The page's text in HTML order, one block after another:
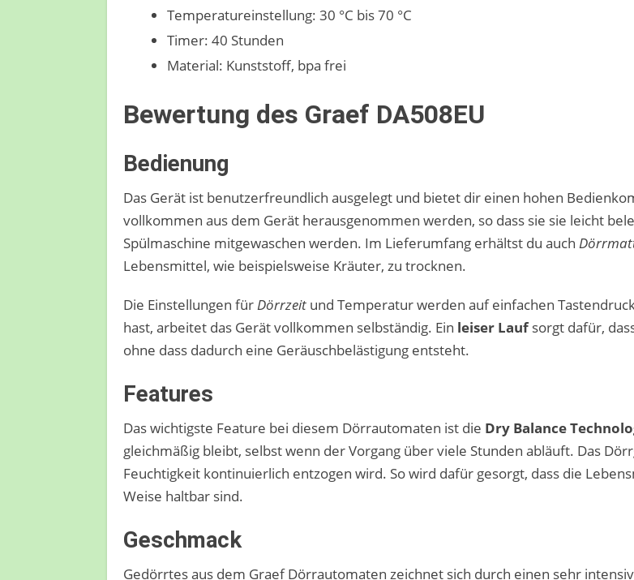
Temperatureinstellung: 30 °C bis 70 °C
Timer: 40 Stunden
Material: Kunststoff, bpa frei
Bewertung des Graef DA508EU
Bedienung
Das Gerät ist benutzerfreundlich ausgelegt und bietet dir einen hohen
vollkommen aus dem Gerät herausgenommen werden, so dass sie sie leicht
Spülmaschine mitgewaschen werden. Im Lieferumfang erhältst du auch
Lebensmittel, wie beispielsweise Kräuter, zu trocknen.
Die Einstellungen für Dörrzeit und Temperatur werden auf einfachen
hast, arbeitet das Gerät vollkommen selbständig. Ein leiser Laufsorgt dafür,
ohne dass dadurch eine Geräuschbelästigung entsteht.
Features
Das wichtigste Feature bei diesem Dörrautomaten ist die Dry Balance
gleichmäßig bleibt, selbst wenn der Vorgang über viele Stunden abläuft. Das
Feuchtigkeit kontinuierlich entzogen wird. So wird dafür gesorgt, dass die
Weise haltbar sind.
Geschmack
Gedörrtes aus dem Graef Dörrautomaten zeichnet sich durch einen sehr